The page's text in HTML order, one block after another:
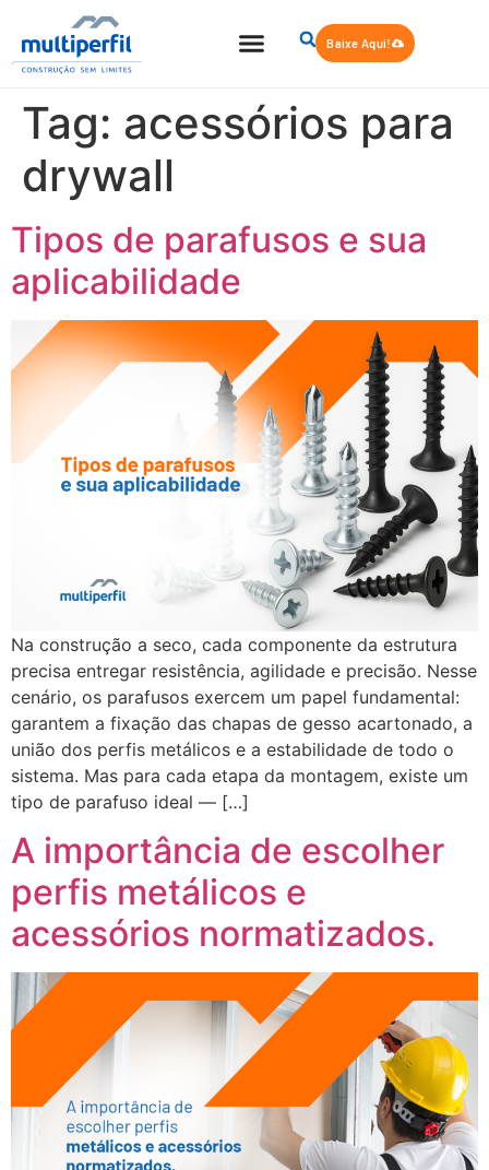
Baixe Aqui!
Tag: acessórios para
drywall
Tipos de parafusos e sua
aplicabilidade
Na construção a seco, cada componente da estrutura
precisa entregar resistência, agilidade e precisão. Nesse
cenário, os parafusos exercem um papel fundamental:
garantem a fixação das chapas de gesso acartonado, a
união dos perfis metálicos e a estabilidade de todo o
sistema. Mas para cada etapa da montagem, existe um
tipo de parafuso ideal — […]
A importância de escolher
perfis metálicos e
acessórios normatizados.